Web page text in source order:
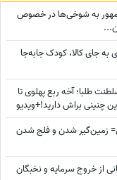
به شوخی‌ها در خصوص
جای کالا، کودک جابه‌جا
طلبا؛ آخه ربع پهلوی تا
چنینی براش دارید!+ویدیو
زمین‌گیر شدن و فلج شدن
از خروج سرمایه و نخبگان